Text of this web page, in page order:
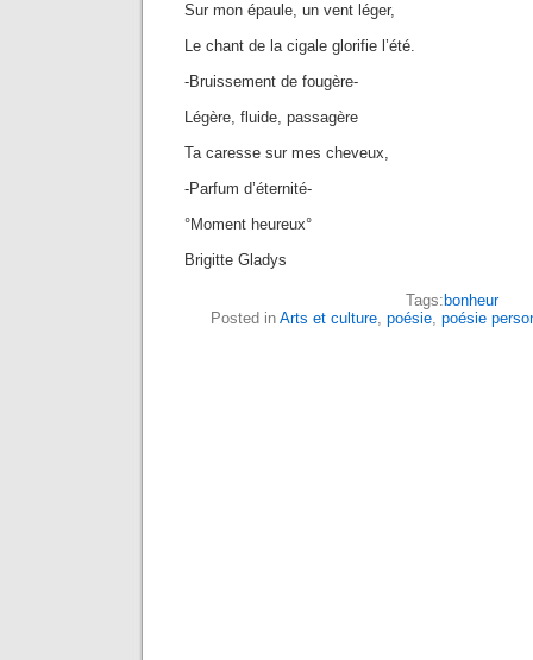
Sur mon épaule, un vent léger,
Le chant de la cigale glorifie l’été.
-Bruissement de fougère-
Légère, fluide, passagère
Ta caresse sur mes cheveux,
-Parfum d’éternité-
°Moment heureux°
Brigitte Gladys
Tags: bonheur
Posted in Arts et culture, poésie, poésie